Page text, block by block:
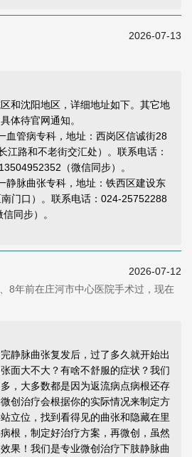
2026-07-13
和沈阳地区，详细地址如下。其它地
体待官网通知。
管病专科，地址：西岗区信诚街28
江路和不老街交汇处）。联系电话：
（微信同步）。
脉曲张专科，地址：铁西区建设东
门口）。联系电话：024-25752288
同步）。
2026-07-12
8年前在庄河市中心医院手术过，现在
静脉曲张复发后，过了多久就开始出
面大不大？有啥不舒服的症状？我们
，大多数都是因为返流病点病根还存
创治疗会根据你的实际情况来制定方
立位，找到看得见的曲张和隐藏在里
根，制定好治疗方案，再微创，虽然
果 ！我们是专业微创治疗下肢静脉曲